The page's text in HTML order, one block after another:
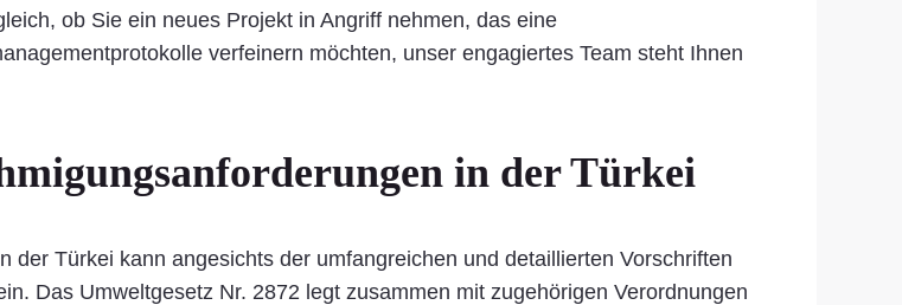
ob Sie ein neues Projekt in Angriff nehmen, das eine
verfeinern möchten, unser engagiertes Team steht Ihnen
in der Türkei
Türkei kann angesichts der umfangreichen und detaillierten Vorschriften
Das Umweltgesetz Nr. 2872 legt zusammen mit zugehörigen Verordnungen